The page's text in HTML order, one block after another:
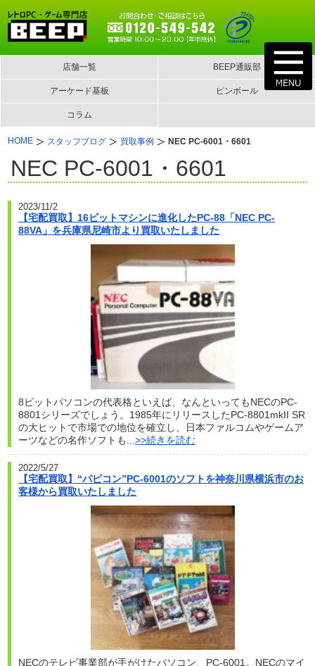
店舗一覧 BEEP通販部
アーケード基板 ピンボール
コラム
HOME スタッフブログ 買取事例 NEC PC-6001・6601
NEC PC-6001・6601
2023/11/2
【宅配買取】16ビットマシンに進化したPC-88「NEC PC-
88VA」を兵庫県尼崎市より買取いたしました
8ビットパソコンの代表格といえば、なんといってもNECのPC-
8801シリーズでしょう。1985年にリリースしたPC-8801mkII SR
の大ヒットで市場での地位を確立し、日本ファルコムやゲームア
ーツなどの名作ソフトも...>>続きを読む
2022/5/27
【宅配買取】“パピコン”PC-6001のソフトを神奈川県横浜市のお
客様から買取いたしました
NECのテレビ事業部が手がけたパソコン、PC-6001。NECのマイ